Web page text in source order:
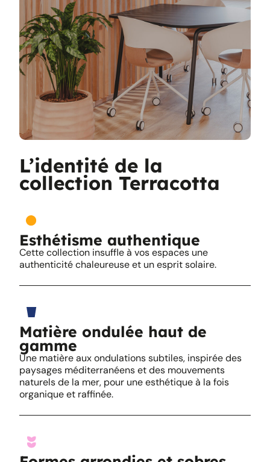
L’identité de la
collection Terracotta
Esthétisme authentique
Cette collection insuffle à vos espaces une
authenticité chaleureuse et un esprit solaire.
Matière ondulée haut de
gamme
Une matière aux ondulations subtiles, inspirée des
paysages méditerranéens et des mouvements
naturels de la mer, pour une esthétique à la fois
organique et raffinée.